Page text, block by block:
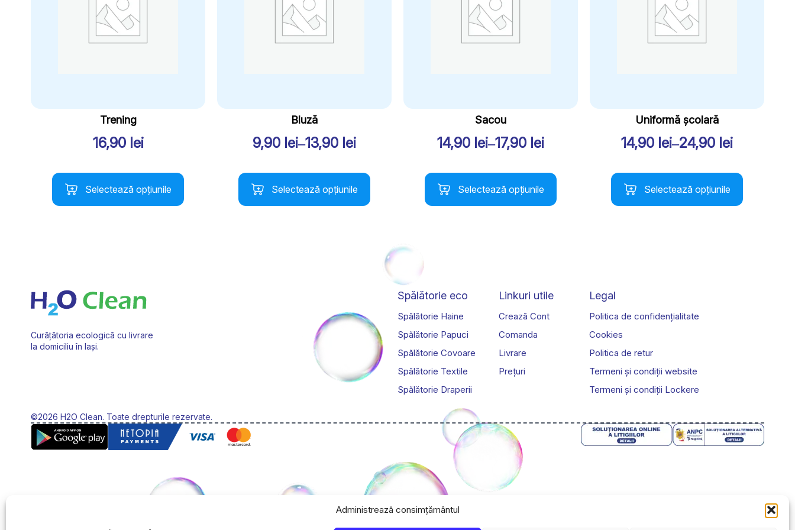
Administrează consimțământul
Trening
16,90 lei
Selectează opțiunile
Acest
produs
are
alese
în
pagina
produsului.
Bluză
9,90 lei–13,90 lei
Interval
prețuri:
9,90 lei
Selectează opțiunile
Acest
produs
are
Sacou
14,90 lei–17,90 lei
Interval
prețuri:
14,90 lei
Selectează opțiunile
Acest
produs
are
alese
în
pagina
produsului.
Uniformă școlară
14,90 lei–24,90 lei
Interval
prețuri:
14,90 lei
Selectează opțiunile
Acest
produs
are
alese
în
pagina
Curățătoria ecologică cu livrare
la domiciliu în Iași.
©2026 H2O Clean. Toate drepturile rezervate.
Spălătorie eco
Spălătorie Haine
Spălătorie Papuci
Spălătorie Covoare
Spălătorie Textile
Spălătorie Draperii
Linkuri utile
Crează Cont
Comanda
Livrare
Prețuri
Legal
Politica de confidențialitate
Cookies
Politica de retur
Termeni și condiții website
Termeni și condiții Lockere